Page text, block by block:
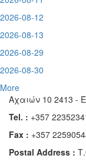
2026-08-12
2026-08-13
2026-08-29
2026-08-30
More
Αχαιών 10 2413 -
Tel. : +357
Fax : +357
Postal Address :